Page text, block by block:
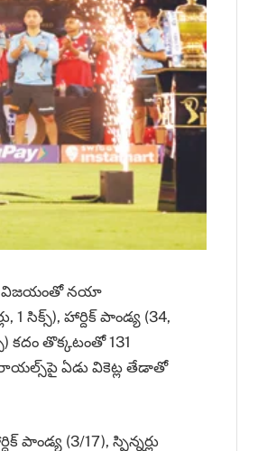
విజయంతో నయా
సిక్స్‌), హార్దిక్‌ పాండ్య (34,
కదం తొక్కటంతో 131
రాయల్స్‌పై ఏడు వికెట్ల తేడాతో
(3/17), స్పిన్నర్లు